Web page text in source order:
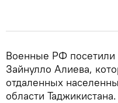
Военные РФ
Зайнулло Алиева,
отдаленных
области Таджикистана.